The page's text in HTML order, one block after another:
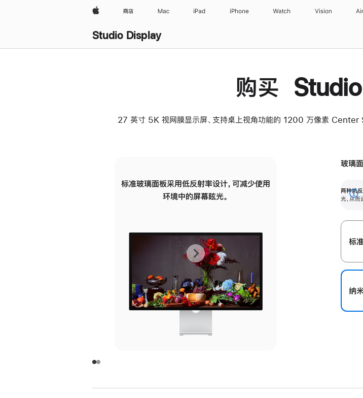
Apple 商店 Mac iPad iPhone Watch Vision
Studio Display
购买
27 英寸 5K 视网膜显示屏、支持桌上视角功能的 1200 万像素 Center
标准玻璃面板采用低反射率设计，可减少使用
环境中的屏幕眩光。
有高亮光源的场所使
上
一
张
图
下
一
张
图
玻璃
两种抗
光，从展
标
纳